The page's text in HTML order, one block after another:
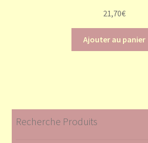
21,70€
Ajouter au panier
Recherche Produits